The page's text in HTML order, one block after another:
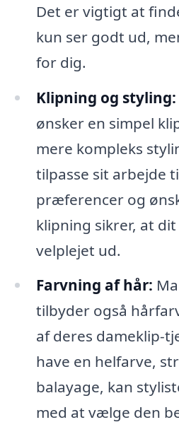
Det er vigtigt at
kun ser godt ud,
for dig.
Klipning og styling:
ønsker en simpel
mere kompleks
tilpasse sit arbejde
præferencer og
klipning sikrer, at
velplejet ud.
Farvning af hår:
tilbyder også
af deres dameklip-
have en helfarve,
balayage, kan
med at vælge den